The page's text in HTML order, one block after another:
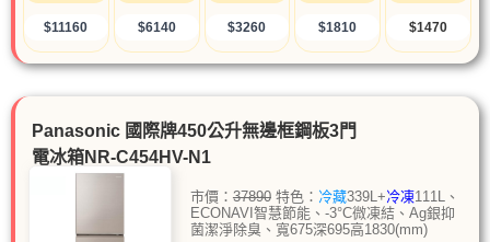
$11160 $6140 $3260 $1810 $1470
Panasonic 國際牌450公升無邊框鋼板3門
電冰箱NR-C454HV-N1
市價： 37890特色： 冷藏339L+冷凍111L、
ECONAVI智慧節能、-3°C微凍結、Ag銀抑
菌潔淨除臭、寬675深695高1830(mm)